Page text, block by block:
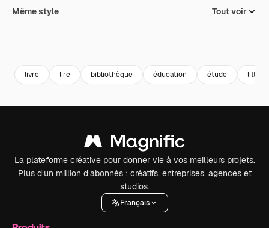
Même style Tout voir
livre lire bibliothèque éducation étude
La plateforme créative pour donner vie à vos meilleurs projets.
Plus d’un million d’abonnés : créatifs, entreprises, agences et
studios.
Français